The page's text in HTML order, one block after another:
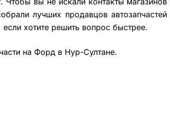
лучших продавцов
хотите решить вопрос быстрее.
на Форд в Нур-Султане.